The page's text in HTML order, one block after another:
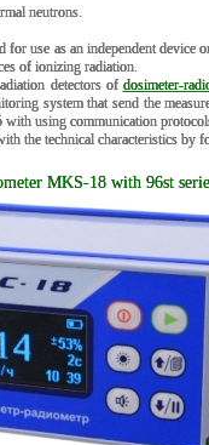
neutrons.
for use as an independent
of ionizing radiation.
detectors of dosimeter-
system that send the
with using communication
the technical characteristics by
MKS-18 with 96st